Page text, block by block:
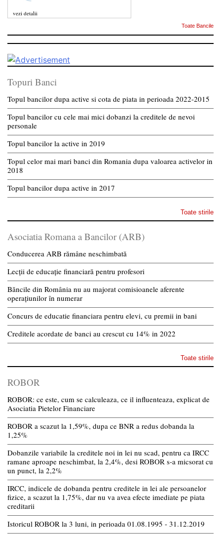
vezi detalii
Toate Bancile
Topuri Banci
Topul bancilor dupa active si cota de piata in perioada 2022-2015
Topul bancilor cu cele mai mici dobanzi la creditele de nevoi
personale
Topul bancilor la active in 2019
Topul celor mai mari banci din Romania dupa valoarea activelor in
2018
Topul bancilor dupa active in 2017
Toate stirile
Asociatia Romana a Bancilor (ARB)
Conducerea ARB rămâne neschimbată
Lecții de educație financiară pentru profesori
Băncile din România nu au majorat comisioanele aferente
operațiunilor în numerar
Concurs de educatie financiara pentru elevi, cu premii in bani
Creditele acordate de banci au crescut cu 14% in 2022
Toate stirile
ROBOR
ROBOR: ce este, cum se calculeaza, ce il influenteaza, explicat de
Asociatia Pietelor Financiare
ROBOR a scazut la 1,59%, dupa ce BNR a redus dobanda la
1,25%
Dobanzile variabile la creditele noi in lei nu scad, pentru ca IRCC
ramane aproape neschimbat, la 2,4%, desi ROBOR s-a micsorat cu
un punct, la 2,2%
IRCC, indicele de dobanda pentru creditele in lei ale persoanelor
fizice, a scazut la 1,75%, dar nu va avea efecte imediate pe piata
creditarii
Istoricul ROBOR la 3 luni, in perioada 01.08.1995 - 31.12.2019